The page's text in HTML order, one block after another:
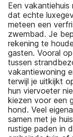
Een
dat echte
meteen een
zwembad. Je
rekening te
gasten. Vooral
tussen
vakantiewoning
terwijl je uitkijkt
hun viervoeter
kiezen voor een
hond. Veel
samen met je
rustige paden in